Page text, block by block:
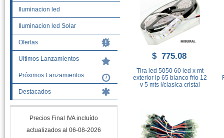
Iluminacion led
Iluminacion led Solar
Ofertas
Ultimos Lanzamientos
Próximos Lanzamientos
Destacados
Precios Final IVA incluído
actualizados al 06-08-2026
$ 775.08
Tira led 5050 60 led x mt
exterior ip 65 blanco frio 12
v 5 mts l/clasica cristal